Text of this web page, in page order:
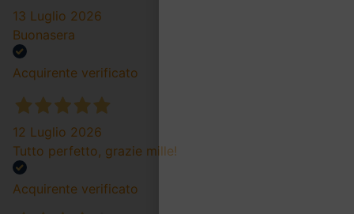
13 Luglio 2026
Buonasera
Acquirente verificato
12 Luglio 2026
Tutto perfetto, grazie mille!
Acquirente verificato